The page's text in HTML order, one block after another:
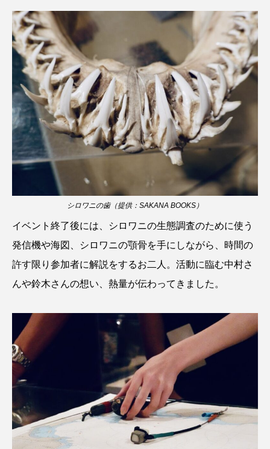
サクラマス サケ
サツオミシマ サバ サビウツボ
サブカルチャー サメ サヨリ
サルシアクラゲ サルパ サワガニ
サンゴ サンショウウオ サンマ
サーモン ザトウクジラ シクリッド
シコロサンゴ シトウズクラゲ シマハギ
シラウオ シロウオ シログチ
スクミリンゴガイ スズキ スッポン
スナモグリ スベスベマンジュウガニ
スルメイカ ズワイガニ セイウチ
センニンガジ ソウギョ ソウダガツオ
ソトオリイワシ ソラスズメダイ
シロワニの歯（提供：SAKANA BOOKS）
イベント終了後には、シロワニの生態調査のために使う
発信機や海図、シロワニの顎骨を手にしながら、時間の
許す限り参加者に解説をするお二人。活動に臨む中村さ
んや鈴木さんの想い、熱量が伝わってきました。